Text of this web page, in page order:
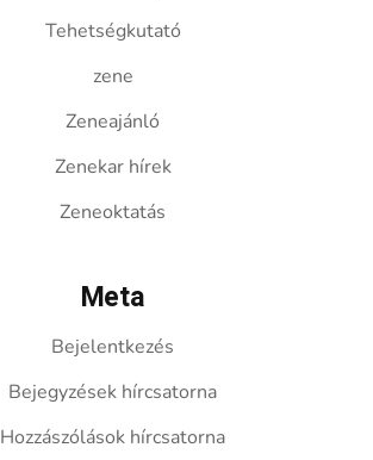
Tehetségkutató
zene
Zeneajánló
Zenekar hírek
Zeneoktatás
Meta
Bejelentkezés
Bejegyzések hírcsatorna
Hozzászólások hírcsatorna